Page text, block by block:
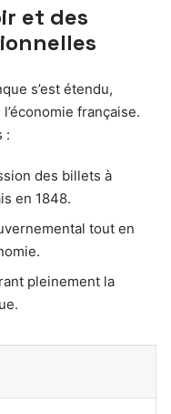
et des
s’est étendu,
française.
:
des billets à
en 1848.
tout en
pleinement la